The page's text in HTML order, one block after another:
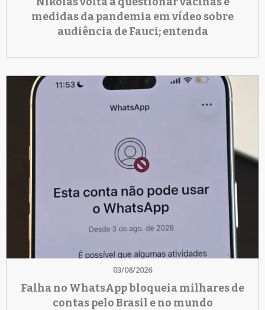
medidas da pandemia em vídeo sobre
audiência de Fauci; entenda
03/08/2026
Falha no WhatsApp bloqueia milhares de
contas pelo Brasil e no mundo